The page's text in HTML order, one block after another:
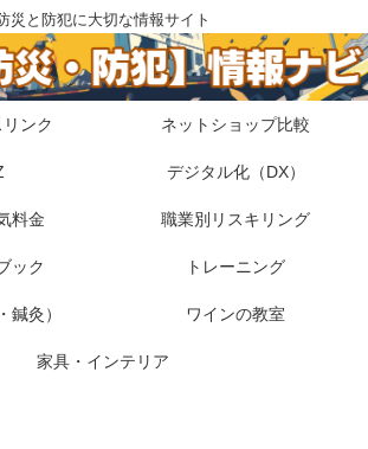
災と防犯に大切な情報サイト
ンク ネットショップ比較
デジタル化（DX）
料金 職業別リスキリング
ック トレーニング
鍼灸） ワインの教室
家具・インテリア